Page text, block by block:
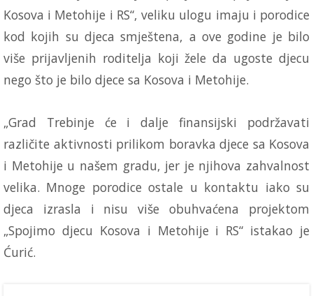
Kosova i Metohije i RS“, veliku ulogu imaju i porodice
kod kojih su djeca smještena, a ove godine je bilo
više prijavljenih roditelja koji žele da ugoste djecu
nego što je bilo djece sa Kosova i Metohije.
„Grad Trebinje će i dalje finansijski podržavati
različite aktivnosti prilikom boravka djece sa Kosova
i Metohije u našem gradu, jer je njihova zahvalnost
velika. Mnoge porodice ostale u kontaktu iako su
djeca izrasla i nisu više obuhvaćena projektom
„Spojimo djecu Kosova i Metohije i RS“ istakao je
Ćurić.